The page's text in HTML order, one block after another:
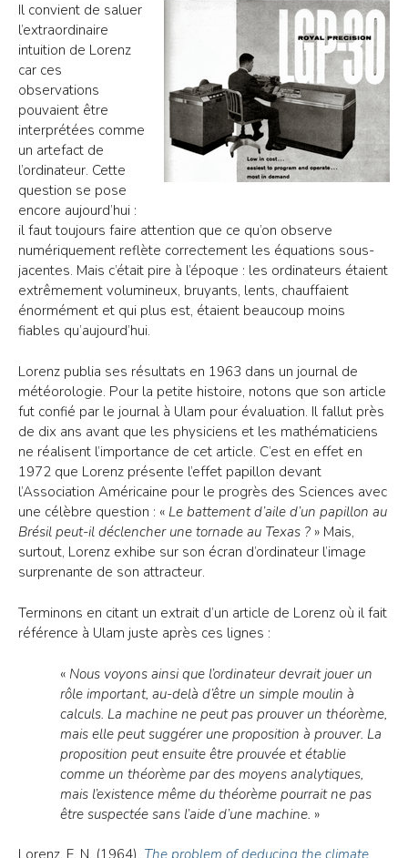
Il convient de saluer
l’extraordinaire
intuition de Lorenz
car ces
observations
pouvaient être
interprétées comme
un artefact de
l’ordinateur. Cette
question se pose
encore aujourd’hui :
il faut toujours faire attention que ce qu’on observe
numériquement reflète correctement les équations sous-
jacentes. Mais c’était pire à l’époque : les ordinateurs étaient
extrêmement volumineux, bruyants, lents, chauffaient
énormément et qui plus est, étaient beaucoup moins
fiables qu’aujourd’hui.
Lorenz publia ses résultats en 1963 dans un journal de
météorologie. Pour la petite histoire, notons que son article
fut confié par le journal à Ulam pour évaluation. Il fallut près
de dix ans avant que les physiciens et les mathématiciens
ne réalisent l’importance de cet article. C’est en effet en
1972 que Lorenz présente l’effet papillon devant
l’Association Américaine pour le progrès des Sciences avec
une célèbre question : « Le battement d’aile d’un papillon au
Brésil peut-il déclencher une tornade au Texas ? » Mais,
surtout, Lorenz exhibe sur son écran d’ordinateur l’image
surprenante de son attracteur.
Terminons en citant un extrait d’un article de Lorenz où il fait
référence à Ulam juste après ces lignes :
« Nous voyons ainsi que l’ordinateur devrait jouer un
rôle important, au-delà d’être un simple moulin à
calculs. La machine ne peut pas prouver un théorème,
mais elle peut suggérer une proposition à prouver. La
proposition peut ensuite être prouvée et établie
comme un théorème par des moyens analytiques,
mais l’existence même du théorème pourrait ne pas
être suspectée sans l’aide d’une machine. »